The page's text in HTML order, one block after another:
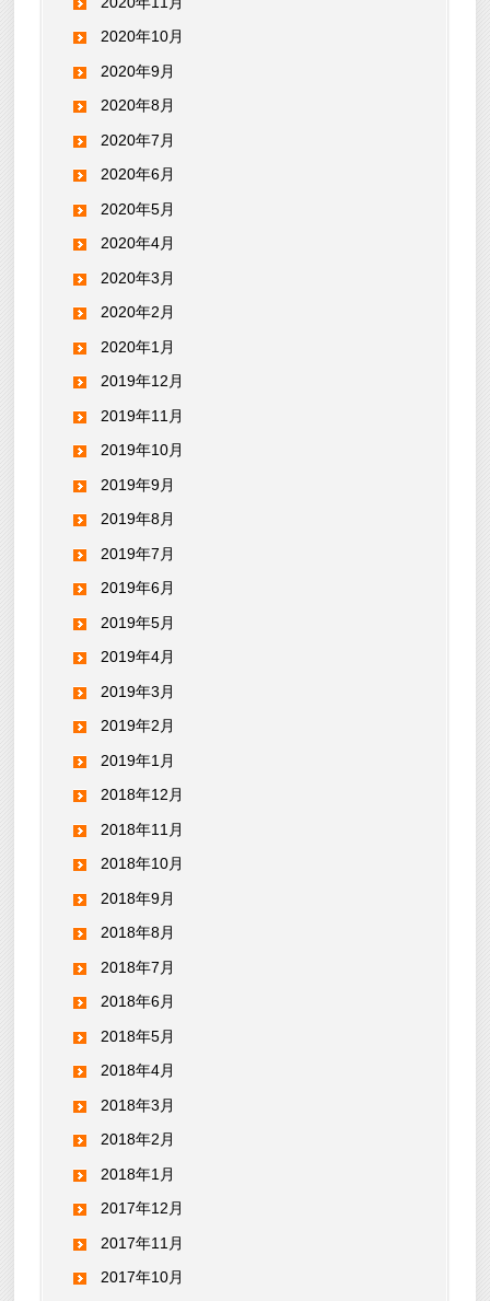
2020年10月
2020年9月
2020年8月
2020年7月
2020年6月
2020年5月
2020年4月
2020年3月
2020年2月
2020年1月
2019年12月
2019年11月
2019年10月
2019年9月
2019年8月
2019年7月
2019年6月
2019年5月
2019年4月
2019年3月
2019年2月
2019年1月
2018年12月
2018年11月
2018年10月
2018年9月
2018年8月
2018年7月
2018年6月
2018年5月
2018年4月
2018年3月
2018年2月
2018年1月
2017年12月
2017年11月
2017年10月